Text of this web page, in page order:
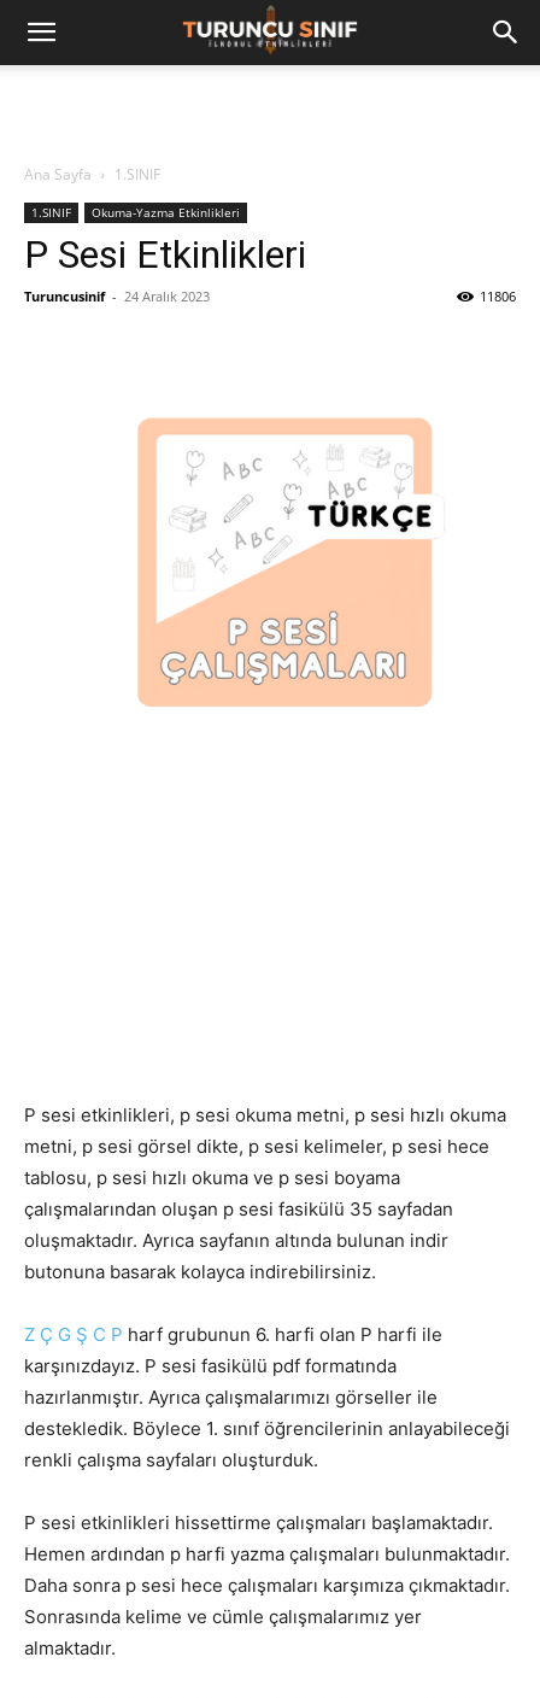
Ana Sayfa 1.SINIF
1.SINIF Okuma-Yazma Etkinlikleri
P Sesi Etkinlikleri
Turuncusinif - 24 Aralık 2023 11806
P sesi etkinlikleri, p sesi okuma metni, p sesi hızlı okuma
metni, p sesi görsel dikte, p sesi kelimeler, p sesi hece
tablosu, p sesi hızlı okuma ve p sesi boyama
çalışmalarından oluşan p sesi fasikülü 35 sayfadan
oluşmaktadır. Ayrıca sayfanın altında bulunan indir
butonuna basarak kolayca indirebilirsiniz.
Z Ç G Ş C P harf grubunun 6. harfi olan P harfi ile
karşınızdayız. P sesi fasikülü pdf formatında
hazırlanmıştır. Ayrıca çalışmalarımızı görseller ile
destekledik. Böylece 1. sınıf öğrencilerinin anlayabileceği
renkli çalışma sayfaları oluşturduk.
P sesi etkinlikleri hissettirme çalışmaları başlamaktadır.
Hemen ardından p harfi yazma çalışmaları bulunmaktadır.
Daha sonra p sesi hece çalışmaları karşımıza çıkmaktadır.
Sonrasında kelime ve cümle çalışmalarımız yer
almaktadır.